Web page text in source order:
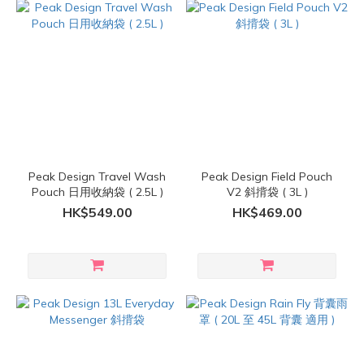
Peak Design Travel Wash
Pouch 日用收納袋 ( 2.5L )
HK$549.00
Peak Design Field Pouch
V2 斜揹袋 ( 3L )
HK$469.00